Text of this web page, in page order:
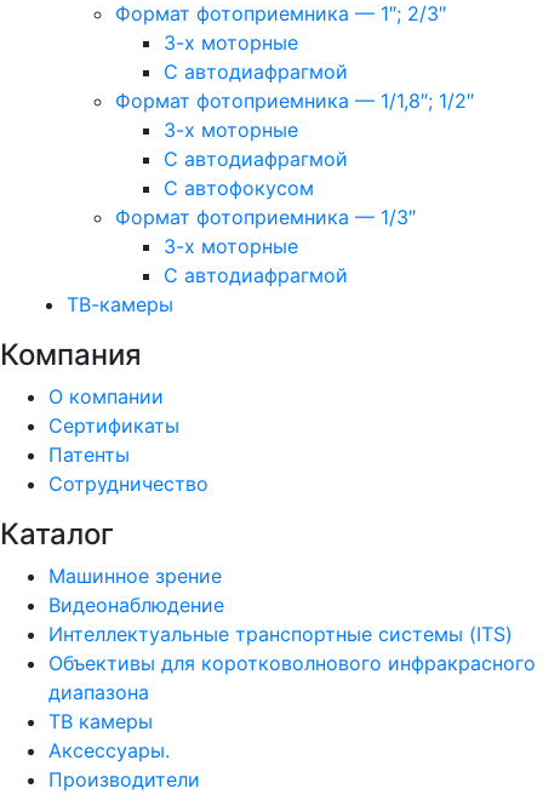
Формат фотоприемника — 1″; 2/3″
3-х моторные
С автодиафрагмой
Формат фотоприемника — 1/1,8″; 1/2″
3-х моторные
С автодиафрагмой
С автофокусом
Формат фотоприемника — 1/3″
3-х моторные
С автодиафрагмой
ТВ-камеры
Компания
О компании
Сертификаты
Патенты
Сотрудничество
Каталог
Машинное зрение
Видеонаблюдение
Интеллектуальные транспортные системы (ITS)
Объективы для коротковолнового инфракрасного
диапазона
ТВ камеры
Аксессуары.
Производители